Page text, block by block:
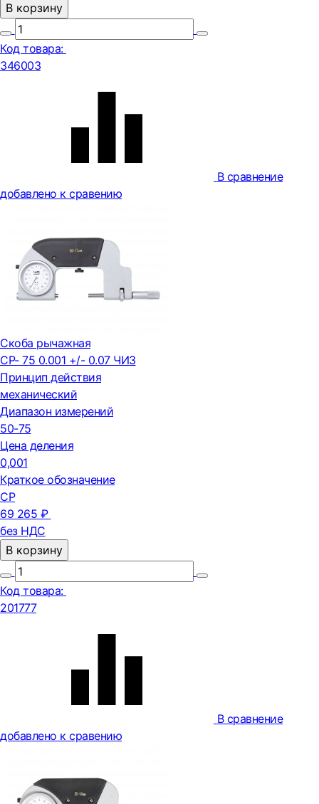
В корзину
Код товара:
346003
В сравнение
добавлено к сравению
Скоба рычажная
СР- 75 0.001 +/- 0.07 ЧИЗ
Принцип действия
механический
Диапазон измерений
50-75
Цена деления
0,001
Краткое обозначение
СР
69 265 ₽
без НДС
В корзину
Код товара:
201777
В сравнение
добавлено к сравению